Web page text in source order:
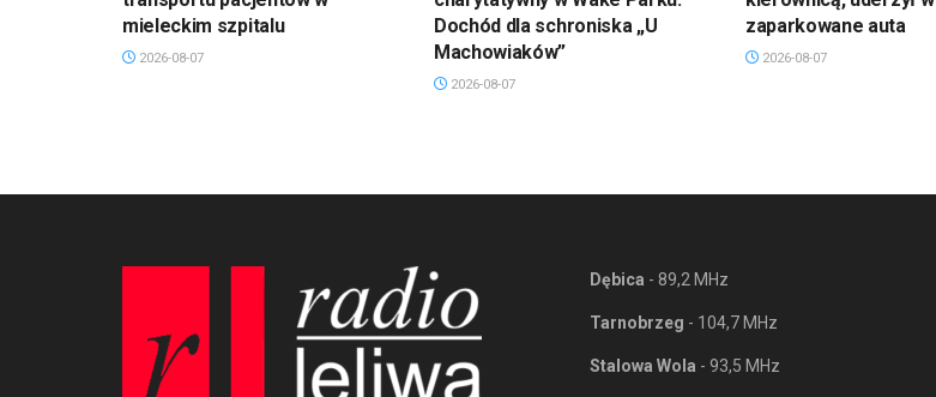
mieleckim szpitalu
2026-08-07
Dochód dla schroniska „U
Machowiaków”
2026-08-07
zaparkowane auta
2026-08-07
Dębica - 89,2 MHz
Tarnobrzeg - 104,7 MHz
Stalowa Wola - 93,5 MHz